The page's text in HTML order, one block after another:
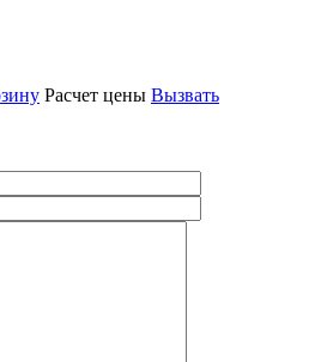
Расчет цены Вызвать